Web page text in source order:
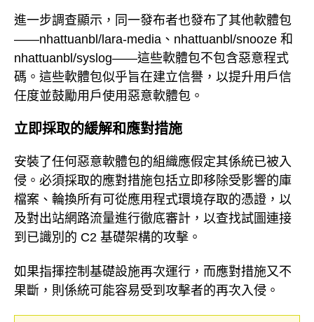
進一步調查顯示，同一發布者也發布了其他軟體包
——nhattuanbl/lara-media、nhattuanbl/snooze 和
nhattuanbl/syslog——這些軟體包不包含惡意程式
碼。這些軟體包似乎旨在建立信譽，以提升用戶信
任度並鼓勵用戶使用惡意軟體包。
立即採取的緩解和應對措施
安裝了任何惡意軟體包的組織應假定其係統已被入
侵。必須採取的應對措施包括立即移除受影響的庫
檔案、輪換所有可從應用程式環境存取的憑證，以
及對出站網路流量進行徹底審計，以查找試圖連接
到已識別的 C2 基礎架構的攻擊。
如果指揮控制基礎設施再次運行，而應對措施又不
果斷，則係統可能容易受到攻擊者的再次入侵。